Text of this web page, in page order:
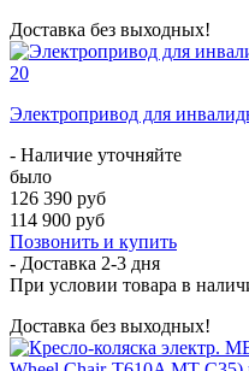
Доставка без выходных!
Электропривод для
- Наличие уточняйте
было
126 390 руб
114 900 руб
Позвонить и купить
- Доставка 2-3 дня
При условии товара в
Доставка без выходных!